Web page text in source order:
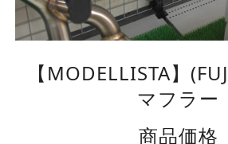
【MODELLISTA】
マフラー
商品価格